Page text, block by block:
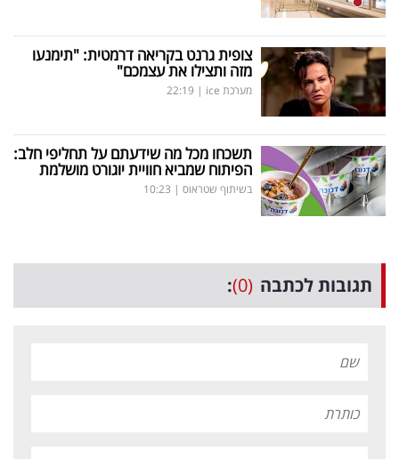
צופית גרנט בקריאה דרמטית: "תימנעו
מזה ותצילו את עצמכם"
מערכת ice |
22:19
תשכחו מכל מה שידעתם על תחליפי חלב:
הפיתוח שמביא חוויית יוגורט מושלמת
בשיתוף שטראוס |
10:23
תגובות לכתבה (0)
: